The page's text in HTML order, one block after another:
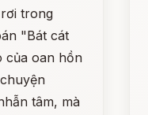
trong
"Bát cát
của oan hồn
tâm, mà